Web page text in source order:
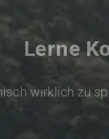
Lerne
wirklich zu